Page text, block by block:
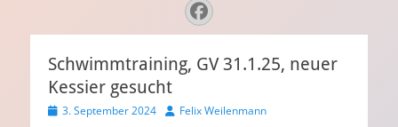
Facebook
Schwimmtraining, GV 31.1.25, neuer
Kessier gesucht
Veröffentlicht
3. September 2024 AutorFelix Weilenmann